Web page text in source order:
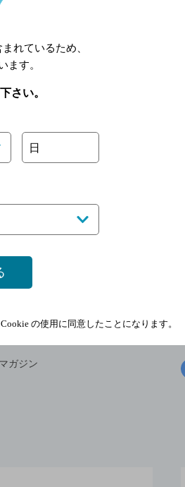
トリーサンゴリアス
ガジン
れているため、
ます。
さい。
日
の使用に同意したことになります。